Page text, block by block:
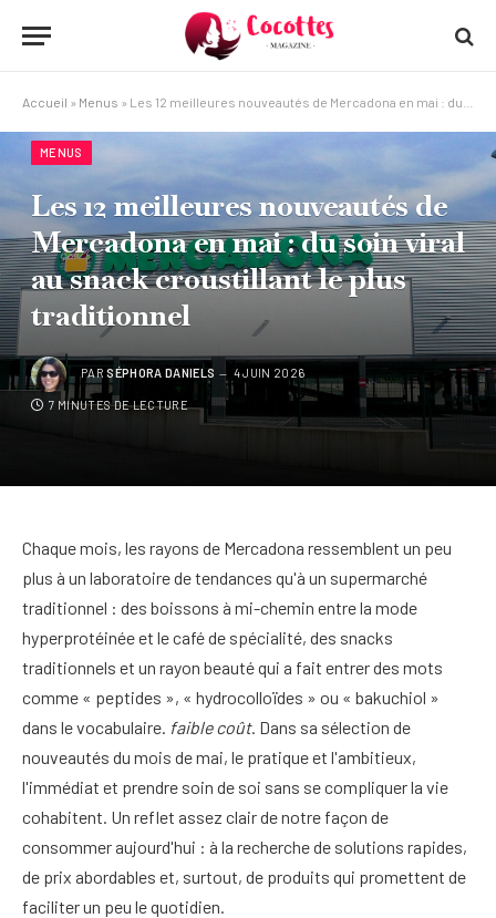
Accueil » Menus » Les 12 meilleures nouveautés de Mercadona en mai : du soin viral au snack croustillant le plus traditionnel
MENUS
Les 12 meilleures nouveautés de
Mercadona en mai : du soin viral
au snack croustillant le plus
traditionnel
PAR SÉPHORA DANIELS 4 JUIN 2026
7 MINUTES DE LECTURE
Chaque mois, les rayons de Mercadona ressemblent un peu
plus à un laboratoire de tendances qu'à un supermarché
traditionnel : des boissons à mi-chemin entre la mode
hyperprotéinée et le café de spécialité, des snacks
traditionnels et un rayon beauté qui a fait entrer des mots
comme « peptides », « hydrocolloïdes » ou « bakuchiol »
dans le vocabulaire. faible coût. Dans sa sélection de
nouveautés du mois de mai, le pratique et l'ambitieux,
l'immédiat et prendre soin de soi sans se compliquer la vie
cohabitent. Un reflet assez clair de notre façon de
consommer aujourd'hui : à la recherche de solutions rapides,
de prix abordables et, surtout, de produits qui promettent de
faciliter un peu le quotidien.